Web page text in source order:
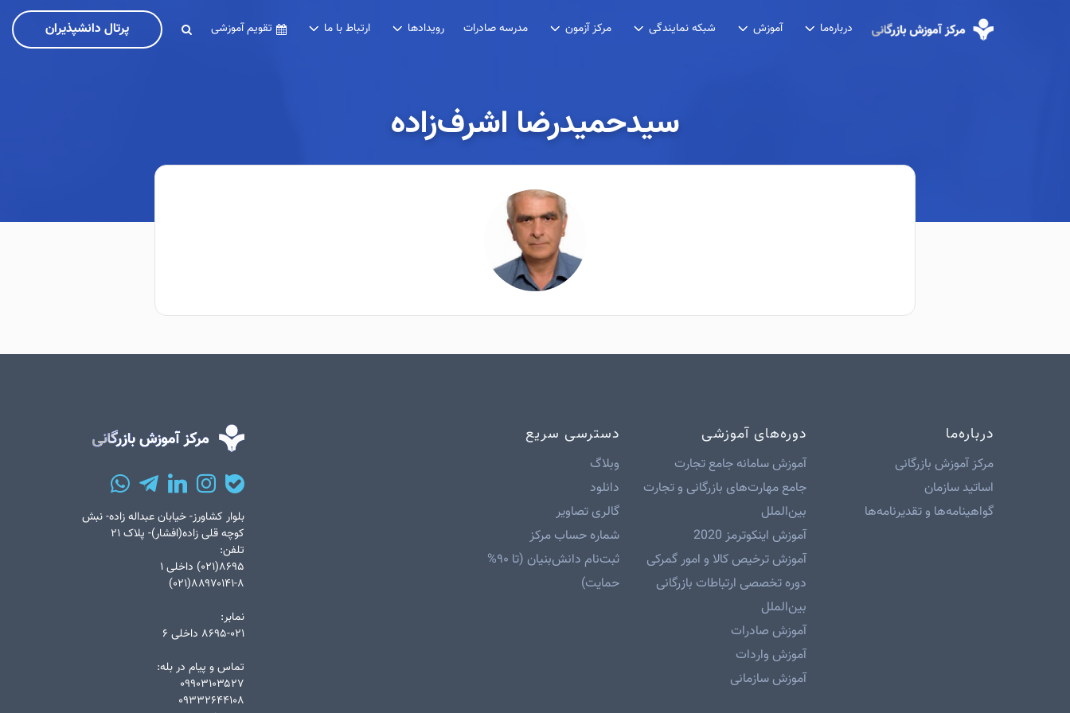
درباره‌ما آموزش شبکه نمایندگی مرکز آزمون مدرسه صادرات رویدادها ارتباط با ما تقویم آموزشی پرتال دانشپذیران
سیدحمیدرضا اشرف‌زاده
درباره‌ما
مرکز آموزش بازرگانی
اساتید سازمان
گواهینامه‌ها و تقدیرنامه‌ها
دوره‌های آموزشی
آموزش سامانه جامع تجارت
جامع مهارت‌های بازرگانی و تجارت
بین‌الملل
آموزش اینکوترمز 2020
آموزش ترخیص کالا و امور گمرکی
دوره تخصصی ارتباطات بازرگانی
بین‌الملل
آموزش صادرات
آموزش واردات
آموزش سازمانی
دسترسی سریع
وبلاگ
دانلود
گالری تصاویر
شماره حساب مرکز
ثبت‌نام دانش‌بنیان (تا ۹۰%
حمایت)
بلوار کشاورز- خیابان عبداله زاده- نبش
کوچه قلی زاده(افشار)- پلاک ۲۱
تلفن:
۸۶۹۵(۰۲۱) داخلی ۱
۸۸۹۷۰۱۴۱-۸(۰۲۱)
نمابر:
۸۶۹۵-۰۲۱ داخلی ۶
تماس و پیام در بله:
۰۹۹۰۳۱۰۳۵۲۷
۰۹۳۳۲۶۴۴۱۰۸